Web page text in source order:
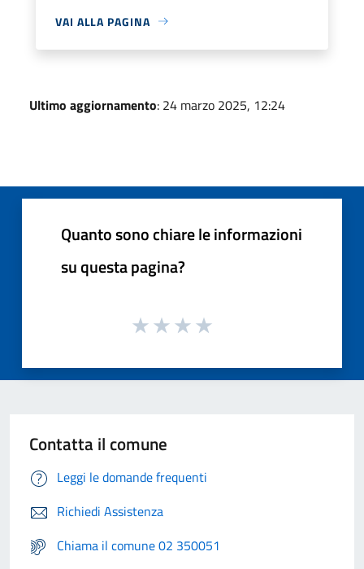
VAI ALLA PAGINA
Ultimo aggiornamento: 24 marzo 2025, 12:24
Quanto sono chiare le informazioni
su questa pagina?
Contatta il comune
Leggi le domande frequenti
Richiedi Assistenza
Chiama il comune 02 350051